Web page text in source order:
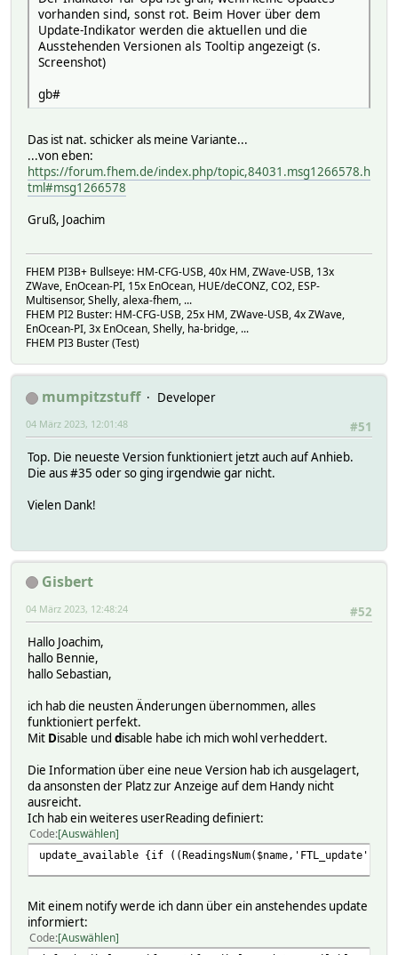
my $callMe='<a href="/fhem?cmd.'.$name.'=set
if($state eq 'disabled') {
$callMe .=' enable ';
$cmd =$callMe.'">Enable</a>';
} else {
$cmd .= ' | '.$callMe.'600">10</a>';
$cmd .= ' | '.$callMe.'900">15</a>';
}
#finally build the html for device overview
my $ret = $styleClass;
$ret .= '<table border=0"><tr>';
if(!$noHeader) {
$ret .= '<th>State</th>';
$ret .= '<th>Queries</th>';
$ret .= '<th>Blocked</th>';
$ret .= '<th>Upd</
$ret .= '</tr><tr>';
$ret .= '<td><a href="'.$baseURL.'"
$ret .= '<td>'.$imgQueries.' '.$totalQueries.'</
$ret .= '<td>'.$imgBlocked.' '.$blocked.'
#$ret .= '<td>'.$imgAdList.' '.$adListCount.'</
$ret .= '<td>'.$cmd.'</td>';
return $ret;
}
vorhanden sind, sonst rot. Beim Hover über dem
Update-Indikator werden die aktuellen und die
Ausstehenden Versionen als Tooltip angezeigt (s.
Screenshot)
gb#
Das ist nat. schicker als meine Variante...
...von eben:
https://forum.fhem.de/index.php/topic,84031.msg1266578.h
tml#msg1266578
Gruß, Joachim
FHEM PI3B+ Bullseye: HM-CFG-USB, 40x HM, ZWave-USB, 13x
ZWave, EnOcean-PI, 15x EnOcean, HUE/deCONZ, CO2, ESP-
Multisensor, Shelly, alexa-fhem, ...
FHEM PI2 Buster: HM-CFG-USB, 25x HM, ZWave-USB, 4x ZWave,
EnOcean-PI, 3x EnOcean, Shelly, ha-bridge, ...
FHEM PI3 Buster (Test)
mumpitzstuff
Developer
#51
04 März 2023, 12:01:48
Top. Die neueste Version funktioniert jetzt auch auf Anhieb.
Die aus #35 oder so ging irgendwie gar nicht.
Vielen Dank!
Gisbert
#52
04 März 2023, 12:48:24
Hallo Joachim,
hallo Bennie,
hallo Sebastian,
ich hab die neusten Änderungen übernommen, alles
funktioniert perfekt.
Mit Disable und disable habe ich mich wohl verheddert.
Die Information über eine neue Version hab ich ausgelagert,
da ansonsten der Platz zur Anzeige auf dem Handy nicht
ausreicht.
Ich hab ein weiteres userReading definiert:
Code Auswählen
update_available {if
Mit einem notify werde ich dann über ein anstehendes update
informiert:
Code Auswählen